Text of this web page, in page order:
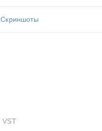
Скриншоты
VST